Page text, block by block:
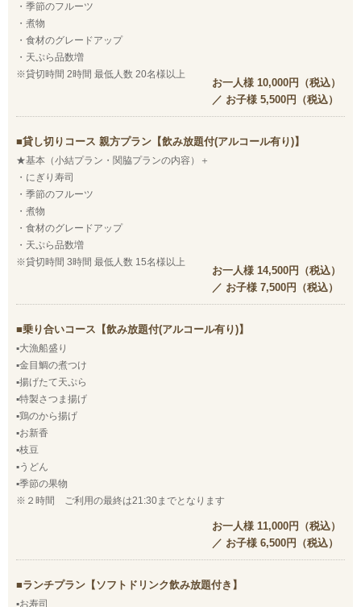
・季節のフルーツ
・煮物
・食材のグレードアップ
・天ぷら品数増
※貸切時間 2時間 最低人数 20名様以上
お一人様 10,000円（税込）
／ お子様 5,500円（税込）
貸し切りコース 親方プラン【飲み放題付(アルコール有り)】
★基本（小結プラン・関脇プランの内容）＋
・にぎり寿司
・季節のフルーツ
・煮物
・食材のグレードアップ
・天ぷら品数増
※貸切時間 3時間 最低人数 15名様以上
お一人様 14,500円（税込）
／ お子様 7,500円（税込）
乗り合いコース【飲み放題付(アルコール有り)】
▪大漁船盛り
▪金目鯛の煮つけ
▪揚げたて天ぷら
▪特製さつま揚げ
▪鶏のから揚げ
▪お新香
▪枝豆
▪うどん
▪季節の果物
※２時間 ご利用の最終は21:30までとなります
お一人様 11,000円（税込）
／ お子様 6,500円（税込）
ランチプラン【ソフトドリンク飲み放題付き】
▪お寿司